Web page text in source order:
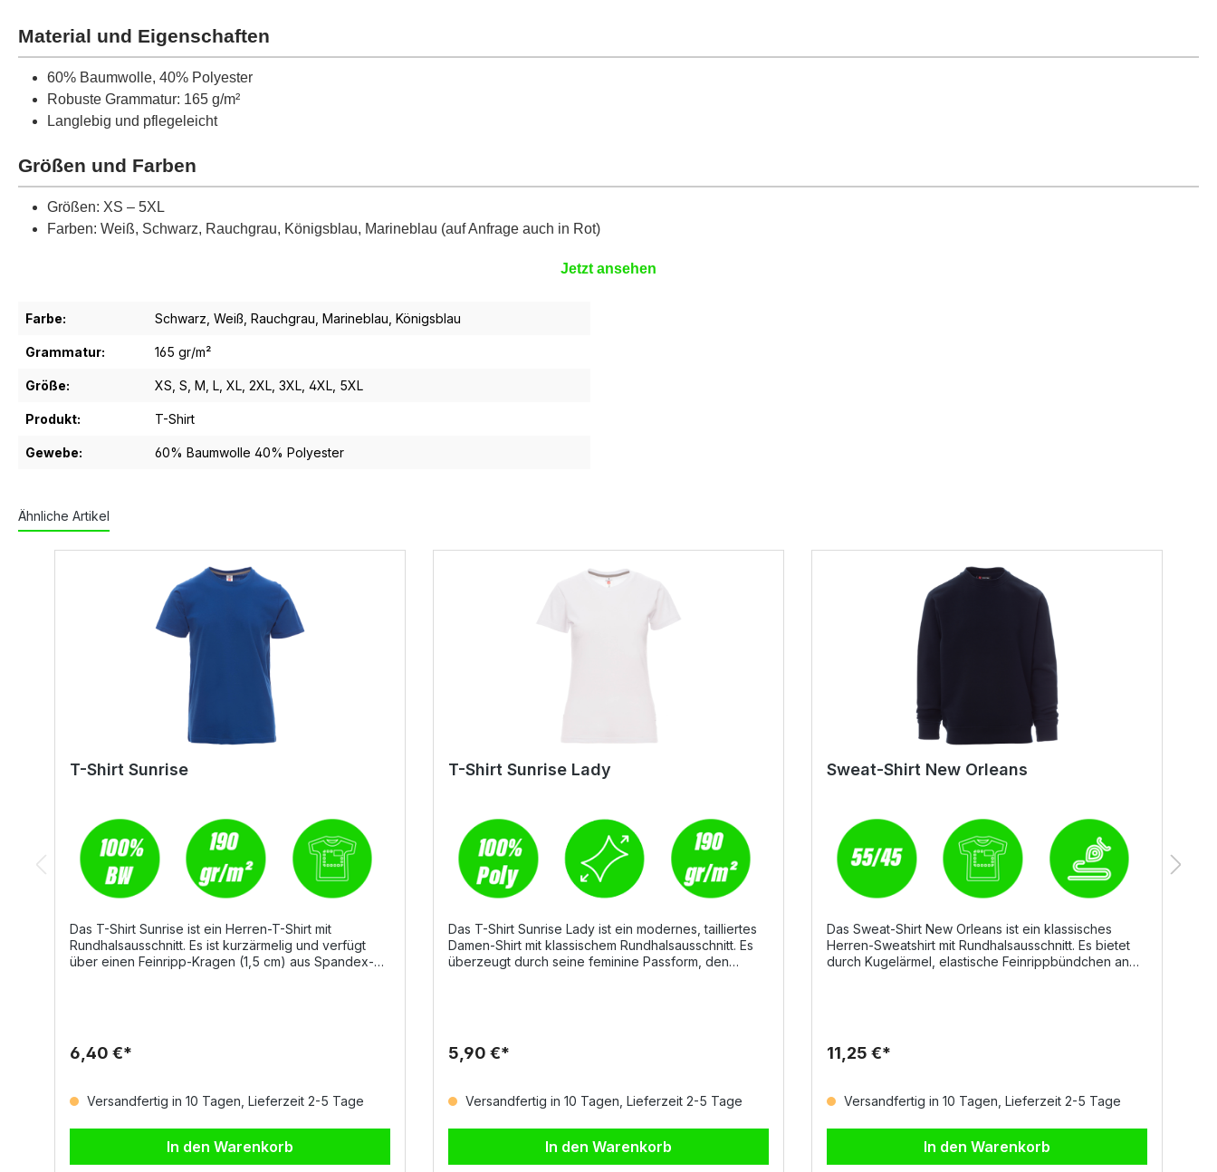
Material und Eigenschaften
60% Baumwolle, 40% Polyester
Robuste Grammatur: 165 g/m²
Langlebig und pflegeleicht
Größen und Farben
Größen: XS – 5XL
Farben: Weiß, Schwarz, Rauchgrau, Königsblau, Marineblau (auf Anfrage auch in Rot)
Jetzt ansehen
Farbe: Schwarz , Weiß , Rauchgrau , Marineblau , Königsblau
Grammatur: 165 gr/m²
Größe: XS , S , M , L , XL , 2XL , 3XL , 4XL , 5XL
Produkt: T-Shirt
Gewebe: 60% Baumwolle 40% Polyester
Ähnliche Artikel
T-Shirt Sunrise
Das T-Shirt Sunrise ist ein Herren-T-Shirt mit
Rundhalsausschnitt. Es ist kurzärmelig und verfügt
über einen Feinripp-Kragen (1,5 cm) aus Spandex-
zusätzliche Stabilität.Material100% Baumwolle190
g/m²Größen und FarbenGrößen: XS–5XLFarben:
Anfrage auch in Orange, Rot und Grün erhältlichJetzt
ansehen
6,40 €*
Versandfertig in 10 Tagen, Lieferzeit 2-5 Tage
In den Warenkorb
T-Shirt Sunrise Lady
Das T-Shirt Sunrise Lady ist ein modernes, tailliertes
Damen-Shirt mit klassischem Rundhalsausschnitt. Es
überzeugt durch seine feminine Passform, den
zusätzliche Bewegungsfreiheit. Mit seiner
hochwertigen Baumwollqualität ist es ideal für den
Material:100% BaumwolleFeinripp-Kragen aus
Spandex-Mischgewebe mit
KappnahtKontrastfarbenes Verstärkungsband von
Schulter zu SchulterStretchnähte für mehr
BewegungsfreiheitSeitennähte für optimale
5,90 €*
Versandfertig in 10 Tagen, Lieferzeit 2-5 Tage
In den Warenkorb
Sweat-Shirt New Orleans
Das Sweat-Shirt New Orleans ist ein klassisches
Herren-Sweatshirt mit Rundhalsausschnitt. Es bietet
durch Kugelärmel, elastische Feinrippbündchen an
und TailleVerstärkte Nähte für zusätzliche
HaltbarkeitGrößen und FarbenGrößen: XS–
Rauchgrau, Grau meliertAuf Anfrage auch in RotJetzt
ansehen
11,25 €*
Versandfertig in 10 Tagen, Lieferzeit 2-5 Tage
In den Warenkorb